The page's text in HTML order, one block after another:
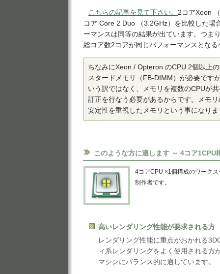
こちらの記事を見て下さい。 2コアXeon
コア Core 2 Duo （3.2GHz）を比較した場
ーマンスは同等の結果が出ています。つま
総コア数2コアが同じパフォーマンスとな
ちなみにXeon / Opteron のCPU 2個以上
スタードメモリ（FB-DIMM）が必要です
いう訳ではなく、メモリを複数のCPUが
訂正を行なう必要があるからです。メモ
安定性を重視したメモリという事になりま
このような方に適します ～ 4コア1CPU
4コアCPU ×1個構成のワーク
制作者です。
高いレンダリング性能が要求される方
レンダリング性能に重点がおかれる
ィ系レンダリングをよく使用される方
マシンにバランス的に適しています。